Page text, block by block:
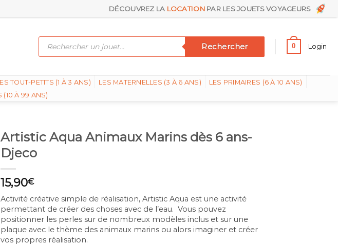
DÉCOUVREZ LA LOCATION PAR LES JOUETS VOYAGEURS
Recherche
Rechercher 0 Login
TOUT-PETITS (1 À 3 ANS) LES MATERNELLES (3 À 6 ANS)
LES PRIMAIRES (6 À 10 ANS)
(10 À 99 ANS)
Artistic Aqua Animaux Marins dès 6 ans-
Djeco
15,90€
Activité créative simple de réalisation, Artistic Aqua est une activité
permettant de créer des choses avec de l’eau. Vous pouvez
positionner les perles sur de nombreux modèles inclus et sur une
plaque avec le thème des animaux marins ou alors imaginer et créer
vos propres réalisation.